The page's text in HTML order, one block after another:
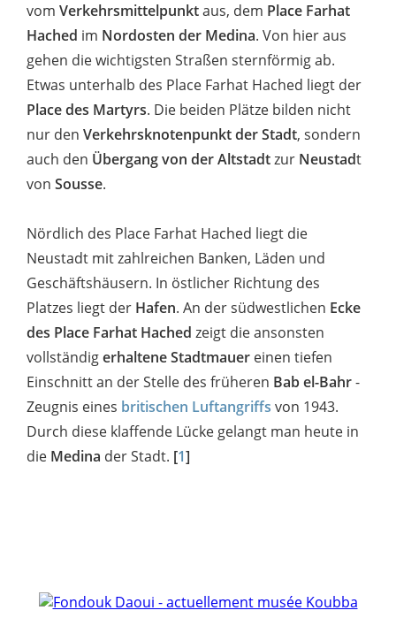
vom Verkehrsmittelpunktaus, dem Place Farhat
Hached im Nordosten der Medina. Von hier aus
gehen die wichtigsten Straßen sternförmig ab.
Etwas unterhalb des Place Farhat Hached liegt der
Place des Martyrs. Die beiden Plätze bilden nicht
nur den Verkehrsknotenpunkt der Stadt, sondern
auch den Übergang von der Altstadtzur Neustadt
von Sousse.
Nördlich des Place Farhat Hached liegt die
Neustadt mit zahlreichen Banken, Läden und
Geschäftshäusern. In östlicher Richtung des
Platzes liegt der Hafen. An der südwestlichen Ecke
des Place Farhat Hached zeigt die ansonsten
vollständigerhaltene Stadtmauer einen tiefen
Einschnitt an der Stelle des früheren Bab el-Bahr-
Zeugnis eines britischen Luftangriffs von 1943.
Durch diese klaffende Lücke gelangt man heute in
die Medina der Stadt. [1]